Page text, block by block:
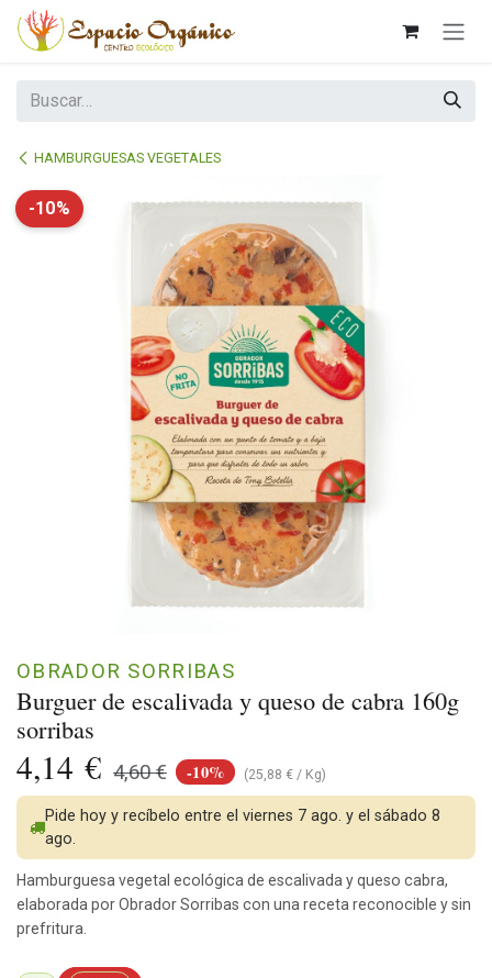
Ir al contenido
HAMBURGUESAS VEGETALES
-10%
Burguer de escalivada y queso de cabra 160g
sorribas
OBRADOR SORRIBAS
4,14 € 4,60€ -10% (25,88 € / Kg)
Pide hoy y recíbelo entre el viernes 7 ago. y el sábado 8
ago.
Hamburguesa vegetal ecológica de escalivada y queso cabra,
elaborada por Obrador Sorribas con una receta reconocible y sin
prefritura.